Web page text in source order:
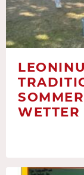
WETTER